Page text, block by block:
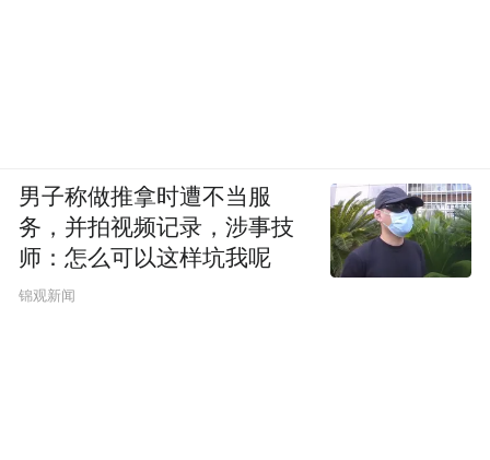
男子称做推拿时遭不当服
务，并拍视频记录，涉事技
师：怎么可以这样坑我呢
锦观新闻